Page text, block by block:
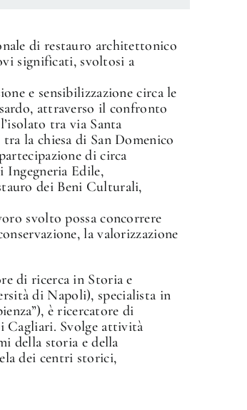
di restauro architettonico
significati, svoltosi a
e sensibilizzazione circa le
attraverso il confronto
tra via Santa
la chiesa di San Domenico
di circa
Edile,
dei Beni Culturali,
svolto possa concorrere
la valorizzazione
di ricerca in Storia e
di Napoli), specialista in
è ricercatore di
Cagliari. Svolge attività
della storia e della
dei centri storici,